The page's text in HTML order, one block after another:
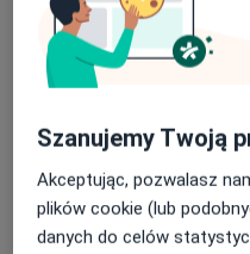
250 zł Szczegóły
Diagnostyka + Terapia
250 zł Szczegóły
Diagnostyka i leczenie
250 zł Szczegóły
Szanujemy Twoją
Akceptując, pozwalasz
plików cookie (lub
danych do celów